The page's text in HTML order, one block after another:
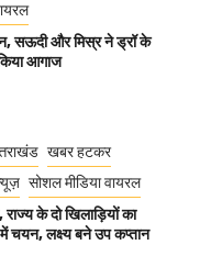
सऊदी और मिस्र ने ड्रॉ के
आगाज
खबर हटकर
सोशल मीडिया वायरल
के दो खिलाड़ियों का
चयन, लक्ष्य बने उप कप्तान